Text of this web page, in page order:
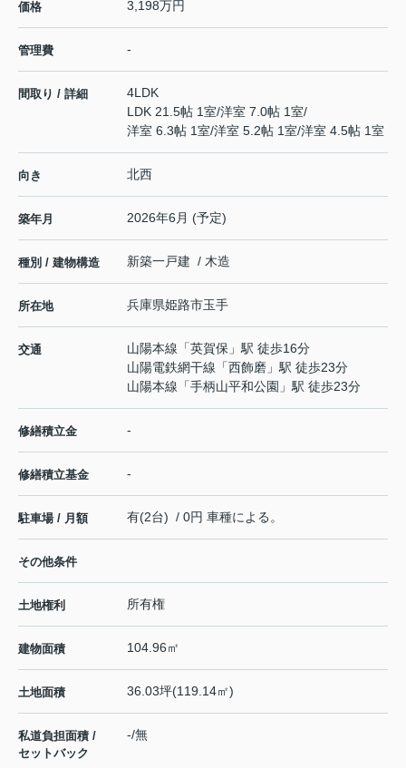
価格 3,198万円
管理費 -
間取り / 詳細
4LDK
LDK 21.5帖 1室/洋室 7.0帖 1室/
洋室 6.3帖 1室/洋室 5.2帖 1室/洋室 4.5帖 1室
向き 北西
築年月 2026年6月 (予定)
種別 / 建物構造 新築一戸建 / 木造
所在地 兵庫県姫路市玉手
交通 山陽本線 「英賀保 」駅 徒歩16分
山陽電鉄網干線 「西飾磨 」駅 徒歩23分
山陽本線 「手柄山平和公園 」駅 徒歩23分
修繕積立金 -
修繕積立基金 -
駐車場 / 月額 有(2台) / 0円 車種による。
その他条件
土地権利 所有権
建物面積 104.96㎡
土地面積 36.03坪(119.14㎡)
私道負担面積 /
セットバック
-/無